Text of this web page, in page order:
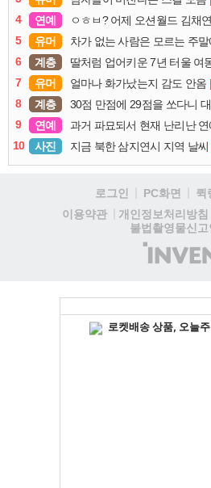
4
연예 ㅇㅎㅂ? 어제 오션월드 김채
5
유머 차가 없는 사람은 모르는 주
6
계층 딸처럼 업어키운 7년 터울 여
7
유머 얼마나 화가났는지 감도 안옴
8
계층 30점 만점에 29점을 쏘다니
9
연예 과거 파묘되서 현재 난리난 연
10
사진 지금 북한 삼지연시 지역 날씨
로그인 PC화면 퀵
이용약관
개인정보처리방침
불법촬영물신고
(주)
인